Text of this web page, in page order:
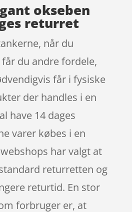
okseben
returret
når du
du andre fordele,
får i fysiske
der handles i en
have 14 dages
varer købes i en
har valgt at
returretten og
returtid. En stor
forbruger er, at